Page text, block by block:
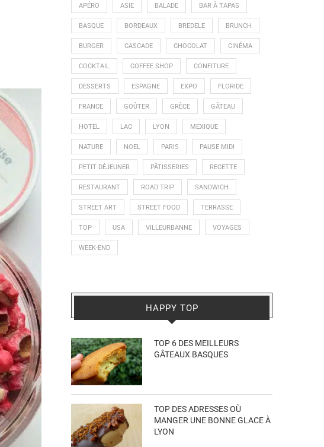
APÉRO ASIE BALADE BAR À TAPAS
BASQUE BORDEAUX BREDELE BRUNCH
BURGER CASCADE CHOCOLAT CINÉMA
COCKTAIL COFFEE SHOP CONFITURE
DESSERTS ESPAGNE EXPO FLORIDE
FRANCE GOÛTER GRÈCE GÂTEAU
HOTEL LAC LYON MEXIQUE
NATURE NOEL PARIS PAUSE MIDI
PETIT DÉJEUNER PÂTISSERIES RECETTE
RESTAURANT ROAD TRIP SANDWICH
STREET ART STREET FOOD TERRASSE
TOP USA VILLEURBANNE VOYAGES
WEEK-END
HAPPY TOP
TOP 6 DES MEILLEURS
GÂTEAUX BASQUES
TOP DES ADRESSES OÙ
MANGER UNE BONNE GLACE À
LYON